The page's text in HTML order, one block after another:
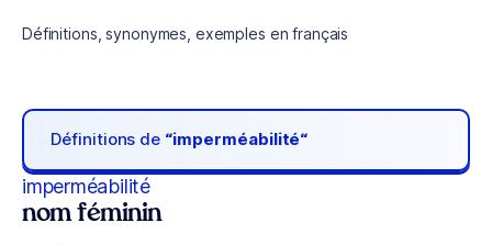
Définitions, synonymes, exemples en français
Définitions de “imperméabilité“
imperméabilité
nom féminin